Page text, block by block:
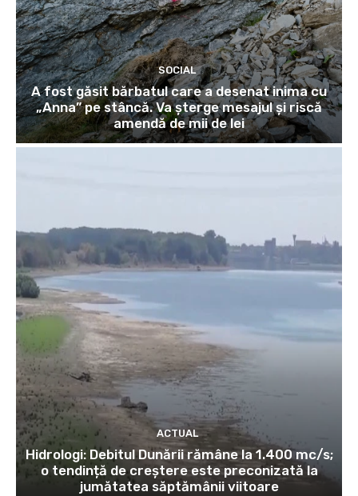
SOCIAL
A fost găsit bărbatul care a desenat inima cu
„Anna” pe stâncă. Va șterge mesajul și riscă
amendă de mii de lei
ACTUAL
Hidrologi: Debitul Dunării rămâne la 1.400 mc/s;
o tendință de creștere este preconizată la
jumătatea săptămânii viitoare